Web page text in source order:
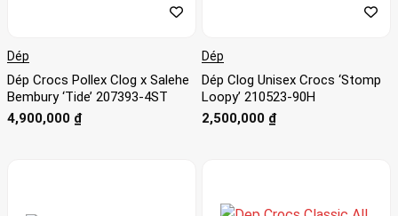
Dép
Dép Crocs Pollex Clog x Salehe
Bembury ‘Tide’ 207393-4ST
4,900,000 ₫
Dép
Dép Clog Unisex Crocs ‘Stomp
Loopy’ 210523-90H
2,500,000 ₫